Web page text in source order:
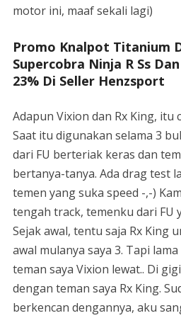
motor ini, maaf sekali lagi)
Promo Knalpot Titanium
Supercobra Ninja R Ss
23% Di Seller Henzsport
Adapun Vixion dan Rx King, itu
Saat itu digunakan selama 3
dari FU berteriak keras dan
bertanya-tanya. Ada drag test
temen yang suka speed -,-)
tengah track, temenku dari FU
Sejak awal, tentu saja Rx King
awal mulanya saya 3. Tapi
teman saya Vixion lewat.. Di
dengan teman saya Rx King.
berkencan dengannya, aku